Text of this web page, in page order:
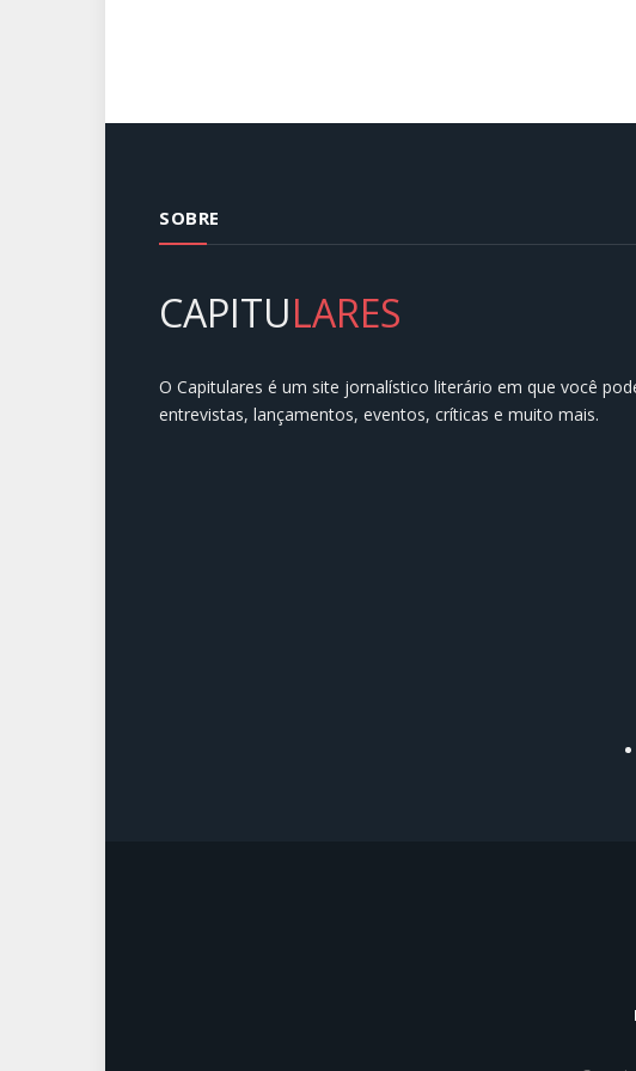
SOBRE
CAPITULARES
O Capitulares é um site jornalístico literário em que você
entrevistas, lançamentos, eventos, críticas e muito mais.